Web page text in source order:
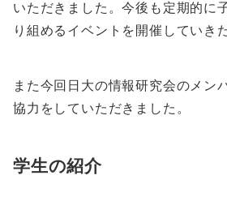
いただきました。今後も定期的に
り組めるイベントを開催していき
また今回日大の情報研究会のメン
協力をしていただきました。
学生の紹介